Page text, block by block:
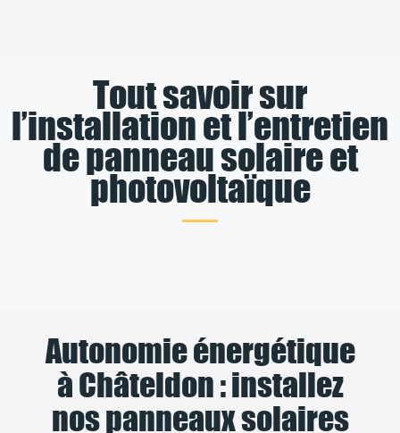
Tout savoir sur
l’installation et l’entretien
de panneau solaire et
photovoltaïque
Autonomie énergétique
à Châteldon : installez
nos panneaux solaires